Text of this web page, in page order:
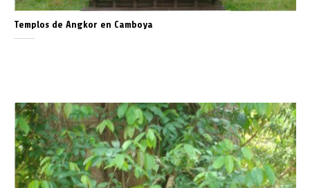
Templos de Angkor en Camboya